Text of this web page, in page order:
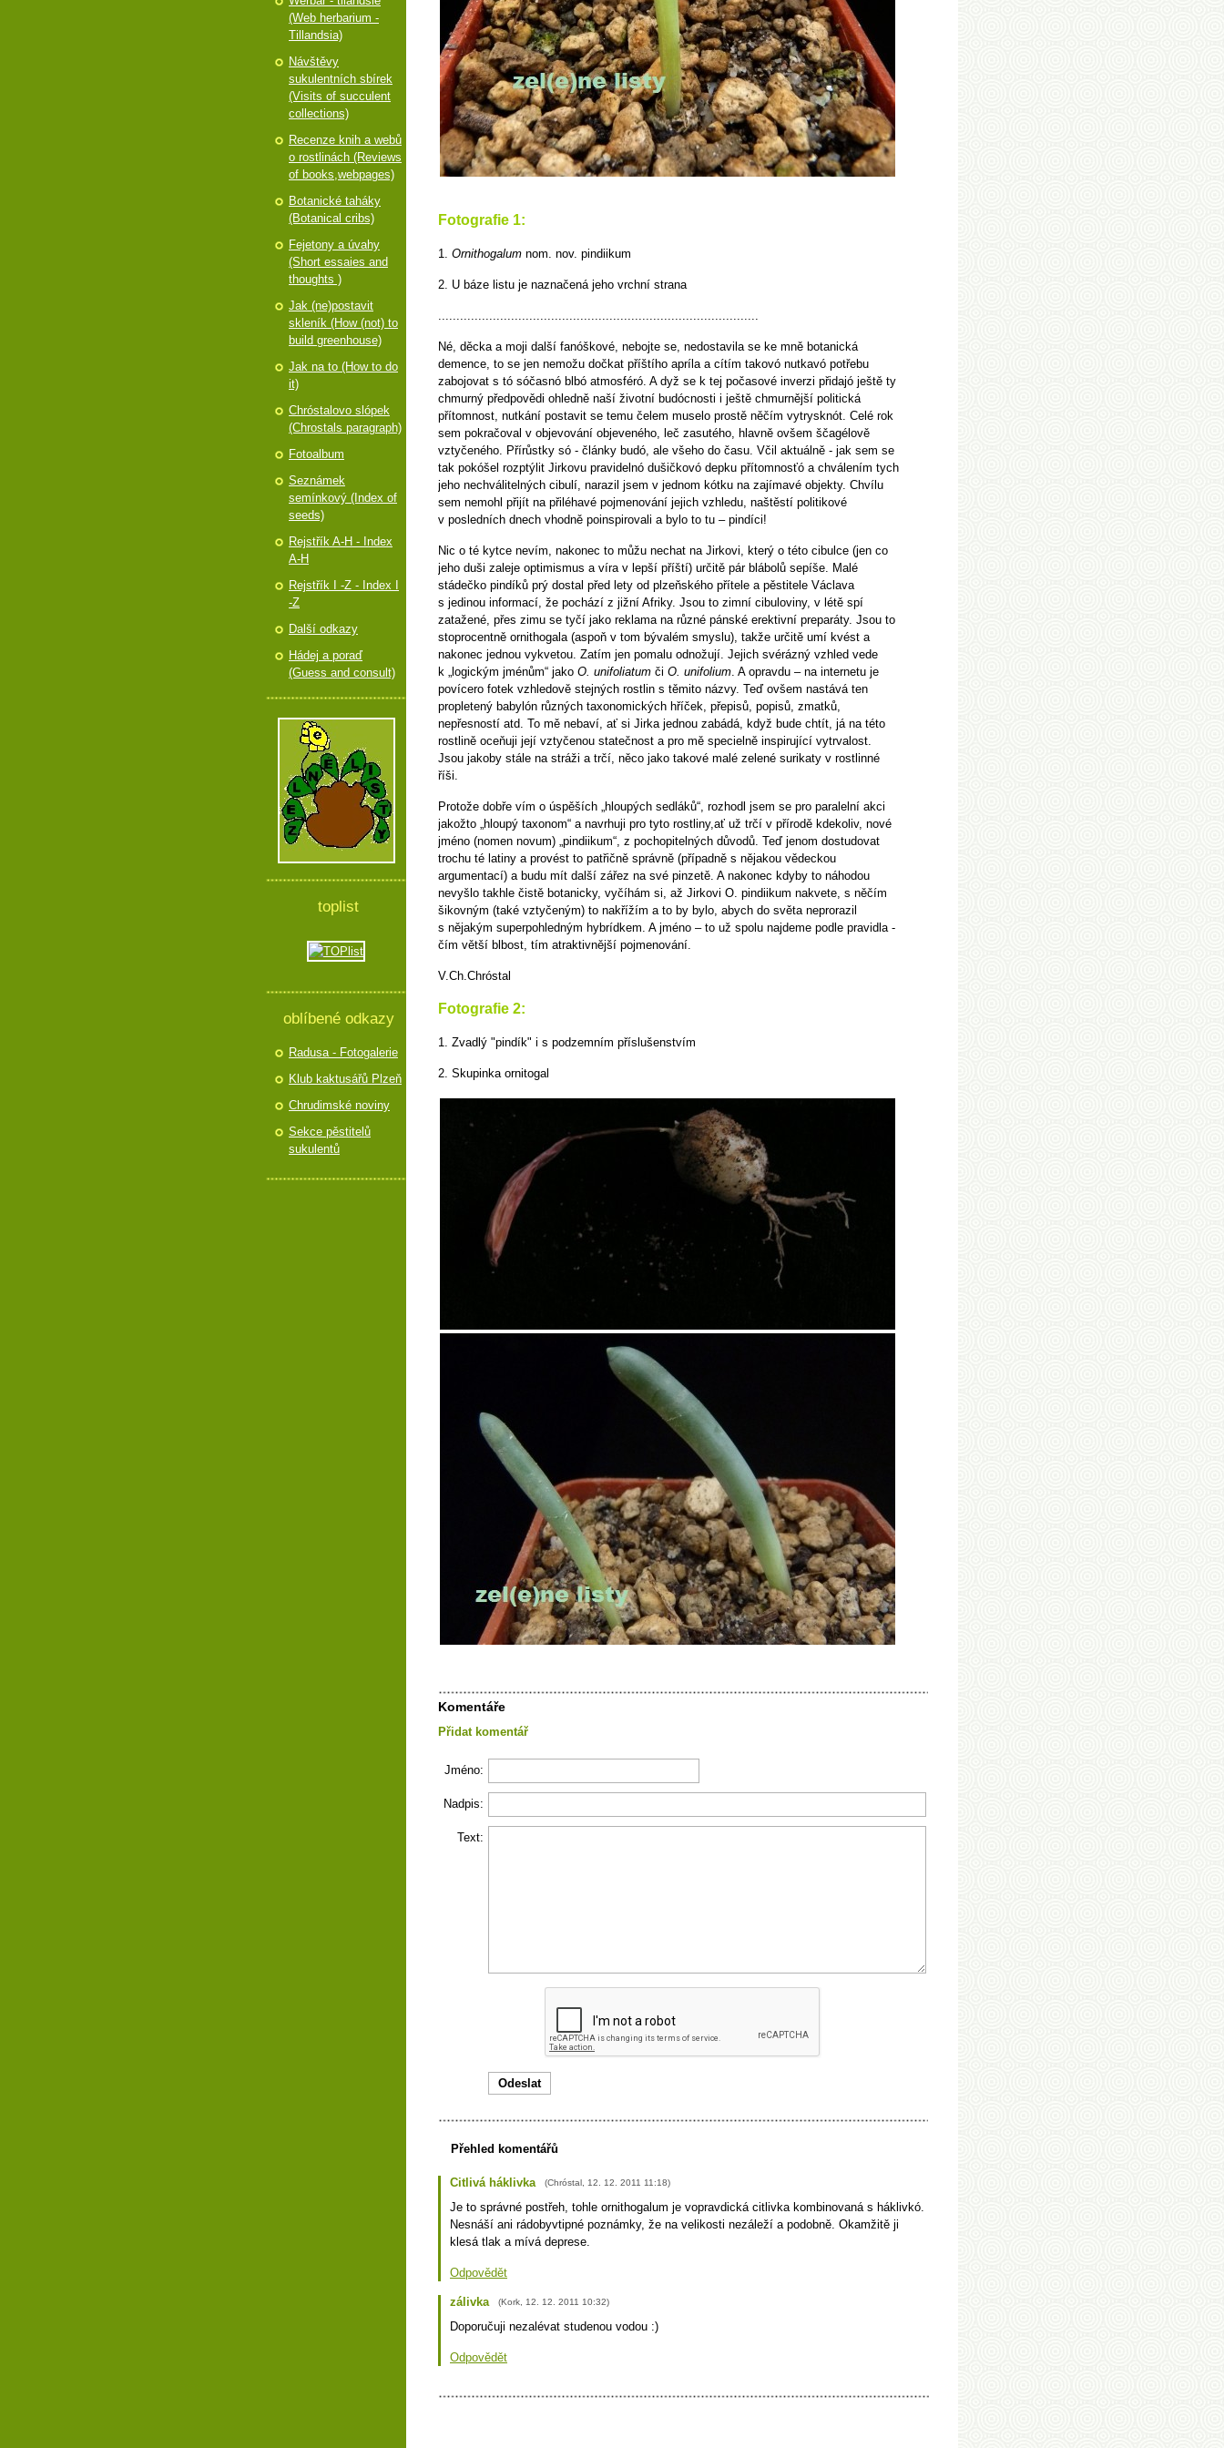
Fotografie 1:
1. Ornithogalum nom. nov. pindiikum
2. U báze listu je naznačená jeho vrchní strana
........................................................................................
Né, děcka a moji další fanóškové, nebojte se, nedostavila se ke mně botanická
demence, to se jen nemožu dočkat příštího apríla a cítím takovó nutkavó potřebu
zabojovat s tó sóčasnó blbó atmosféró. A dyž se k tej počasové inverzi přidajó ještě ty
chmurný předpovědi ohledně naší životní budócnosti i ještě chmurnější politická
přítomnost, nutkání postavit se temu čelem muselo prostě něčím vytrysknót. Celé rok
sem pokračoval v objevování objeveného, leč zasutého, hlavně ovšem ščagélově
vztyčeného. Přírůstky só - články budó, ale všeho do času. Včil aktuálně - jak sem se
tak pokóšel rozptýlit Jirkovu pravidelnó dušičkovó depku přítomnosťó a chválením tych
jeho nechválitelných cibulí, narazil jsem v jednom kótku na zajímavé objekty. Chvílu
sem nemohl přijít na přiléhavé pojmenování jejich vzhledu, naštěstí politikové
v posledních dnech vhodně poinspirovali a bylo to tu – pindíci!
Nic o té kytce nevím, nakonec to můžu nechat na Jirkovi, který o této cibulce (jen co
jeho duši zaleje optimismus a víra v lepší příští) určitě pár blábolů sepíše. Malé
stádečko pindíků prý dostal před lety od plzeňského přítele a pěstitele Václava
s jedinou informací, že pochází z jižní Afriky. Jsou to zimní cibuloviny, v létě spí
zatažené, přes zimu se tyčí jako reklama na různé pánské erektivní preparáty. Jsou to
stoprocentně ornithogala (aspoň v tom bývalém smyslu), takže určitě umí kvést a
nakonec jednou vykvetou. Zatím jen pomalu odnožují. Jejich svérázný vzhled vede
k „logickým jménům“ jako O. unifoliatum či O. unifolium. A opravdu – na internetu je
povícero fotek vzhledově stejných rostlin s těmito názvy. Teď ovšem nastává ten
propletený babylón různých taxonomických hříček, přepisů, popisů, zmatků,
nepřesností atd. To mě nebaví, ať si Jirka jednou zabádá, když bude chtít, já na této
rostlině oceňuji její vztyčenou statečnost a pro mě specielně inspirující vytrvalost.
Jsou jakoby stále na stráži a trčí, něco jako takové malé zelené surikaty v rostlinné
říši.
Protože dobře vím o úspěších „hloupých sedláků“, rozhodl jsem se pro paralelní akci
jakožto „hloupý taxonom“ a navrhuji pro tyto rostliny,ať už trčí v přírodě kdekoliv, nové
jméno (nomen novum) „pindiikum“, z pochopitelných důvodů. Teď jenom dostudovat
trochu té latiny a provést to patřičně správně (případně s nějakou vědeckou
argumentací) a budu mít další zářez na své pinzetě. A nakonec kdyby to náhodou
nevyšlo takhle čistě botanicky, vyčíhám si, až Jirkovi O. pindiikum nakvete, s něčím
šikovným (také vztyčeným) to nakřížím a to by bylo, abych do světa neprorazil
s nějakým superpohledným hybrídkem. A jméno – to už spolu najdeme podle pravidla -
čím větší blbost, tím atraktivnější pojmenování.
V.Ch.Chróstal
Fotografie 2:
1. Zvadlý "pindík" i s podzemním příslušenstvím
2. Skupinka ornitogal
Komentáře
Přidat komentář
Jméno:
Nadpis:
Text:
Přehled komentářů
Citlivá háklivka (Chróstal 12. 12. 2011 11:18)
Je to správné postřeh, tohle ornithogalum je vopravdická citlivka kombinovaná s háklivkó.
Nesnáší ani rádobyvtipné poznámky, že na velikosti nezáleží a podobně. Okamžitě ji
klesá tlak a mívá deprese.
Odpovědět
zálivka (Kork 12. 12. 2011 10:32)
Doporučuji nezalévat studenou vodou :)
Odpovědět
(Web herbarium -
Tillandsia)
Návštěvy
sukulentních sbírek
(Visits of succulent
collections)
Recenze knih a webů
o rostlinách (Reviews
of books,webpages)
Botanické taháky
(Botanical cribs)
Fejetony a úvahy
(Short essaies and
thoughts )
Jak (ne)postavit
skleník (How (not) to
build greenhouse)
Jak na to (How to do
it)
Chróstalovo slópek
(Chrostals paragraph)
Fotoalbum
Seznámek
semínkový (Index of
seeds)
Rejstřík A-H - Index
A-H
Rejstřík I -Z - Index I
-Z
Další odkazy
Hádej a poraď
(Guess and consult)
toplist
oblíbené odkazy
Radusa - Fotogalerie
Klub kaktusářů Plzeň
Chrudimské noviny
Sekce pěstitelů
sukulentů